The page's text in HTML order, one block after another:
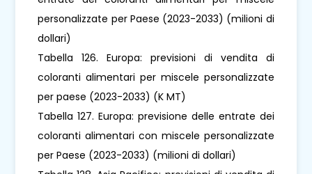
personalizzate per Paese (2023-2033) (milioni di
dollari)
Tabella 126. Europa: previsioni di vendita di
coloranti alimentari per miscele personalizzate
per paese (2023-2033) (K MT)
Tabella 127. Europa: previsione delle entrate dei
coloranti alimentari con miscele personalizzate
per Paese (2023-2033) (milioni di dollari)